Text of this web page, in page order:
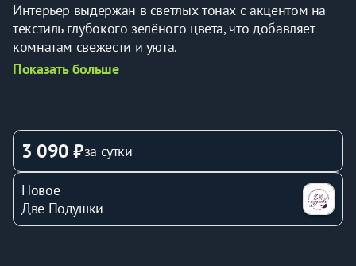
Интерьер выдержан в светлых тонах с акцентом на
текстиль глубокого зелёного цвета, что добавляет
комнатам свежести и уюта.
создавая тёплую атмосферу.
Спальня обставлена удобной двухспальной кроватью,
украшенной множеством подушек, где легко
расслабиться после насыщенного дня.
Уютный диван дополнен декоративными подушками,
создавая идеальное место для отдыха или чтения.
Кухня оборудована всем необходимым для
Показать больше
3 090 ₽за сутки
Новое
Две Подушки